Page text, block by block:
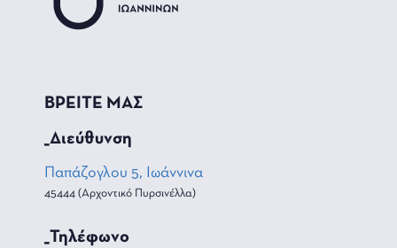
ΒΡΕΙΤΕ ΜΑΣ
_Διεύθυνση
Παπάζογλου 5, Ιωάννινα
45444 (Αρχοντικό Πυρσινέλλα)
_Τηλέφωνο